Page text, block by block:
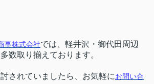
事株式会社では、軽井沢・御代田周辺
数取り揃えております。
れていましたら、お気軽にお問い合